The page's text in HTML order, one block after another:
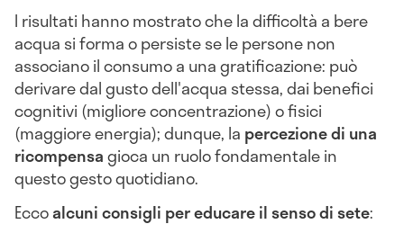
I risultati hanno mostrato che la difficoltà a bere
acqua si forma o persiste se le persone non
associano il consumo a una gratificazione: può
derivare dal gusto dell'acqua stessa, dai benefici
cognitivi (migliore concentrazione) o fisici
(maggiore energia); dunque, la percezione di una
ricompensagioca un ruolo fondamentale in
questo gesto quotidiano.
Eccoalcuni consigli per educare il senso di sete: